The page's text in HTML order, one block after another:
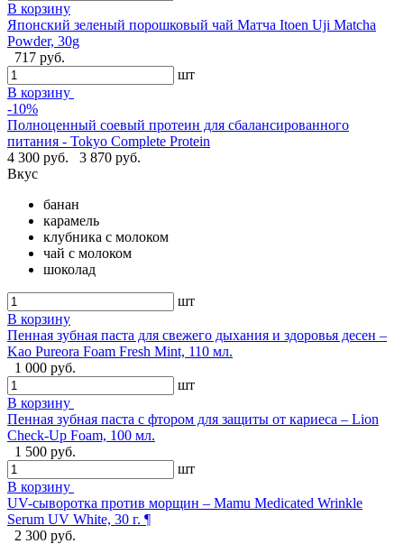
В корзину
Японский зеленый порошковый чай Матча Itoen Uji Matcha
Powder, 30g
717 руб.
шт
В корзину
-10%
Полноценный соевый протеин для сбалансированного
питания - Tokyo Complete Protein
4 300 руб.
3 870 руб.
Вкус
банан
карамель
клубника с молоком
чай с молоком
шоколад
шт
В корзину
Пенная зубная паста для свежего дыхания и здоровья десен –
Kao Pureora Foam Fresh Mint, 110 мл.
1 000 руб.
шт
В корзину
Пенная зубная паста с фтором для защиты от кариеса – Lion
Check-Up Foam, 100 мл.
1 500 руб.
шт
В корзину
UV-сыворотка против морщин – Mamu Medicated Wrinkle
Serum UV White, 30 г. ¶
2 300 руб.